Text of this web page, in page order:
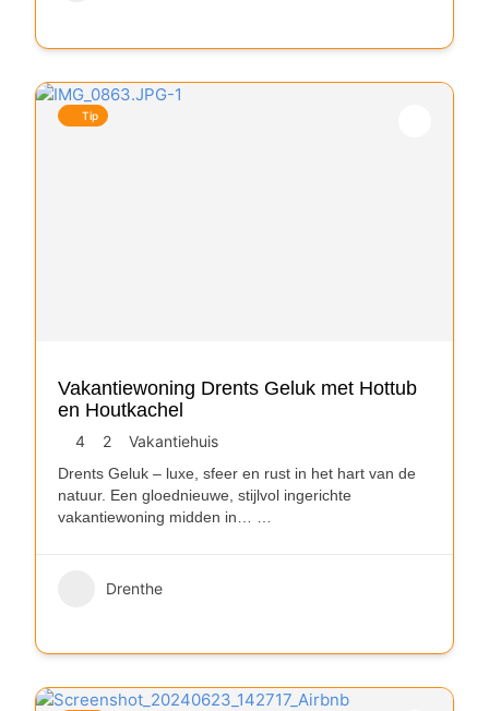
Tip
Vakantiewoning Drents Geluk met Hottub
en Houtkachel
4 2 Vakantiehuis
Drents Geluk – luxe, sfeer en rust in het hart van de
natuur. Een gloednieuwe, stijlvol ingerichte
vakantiewoning midden in…
Drenthe